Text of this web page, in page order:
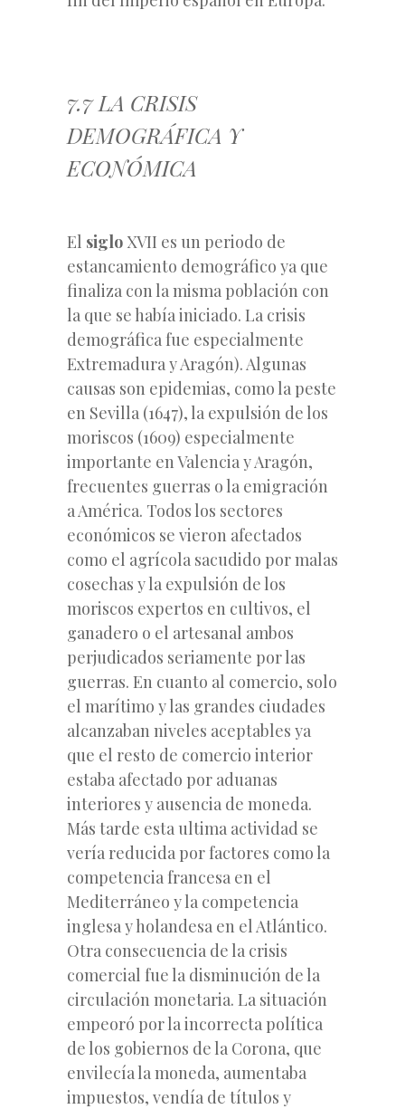
7.7 LA CRISIS
DEMOGRÁFICA Y
ECONÓMICA
El siglo XVII es un periodo de
estancamiento demográfico ya que
finaliza con la misma población con
la que se había iniciado. La crisis
demográfica fue especialmente
Extremadura y Aragón). Algunas
causas son epidemias, como la peste
en Sevilla (1647), la expulsión de los
moriscos (1609) especialmente
importante en Valencia y Aragón,
frecuentes guerras o la emigración
a América. Todos los sectores
económicos se vieron afectados
como el agrícola sacudido por malas
cosechas y la expulsión de los
moriscos expertos en cultivos, el
ganadero o el artesanal ambos
perjudicados seriamente por las
guerras. En cuanto al comercio, solo
el marítimo y las grandes ciudades
alcanzaban niveles aceptables ya
que el resto de comercio interior
estaba afectado por aduanas
interiores y ausencia de moneda.
Más tarde esta ultima actividad se
vería reducida por factores como la
competencia francesa en el
Mediterráneo y la competencia
inglesa y holandesa en el Atlántico.
Otra consecuencia de la crisis
comercial fue la disminución de la
circulación monetaria. La situación
empeoró por la incorrecta política
de los gobiernos de la Corona, que
envilecía la moneda, aumentaba
impuestos, vendía de títulos y